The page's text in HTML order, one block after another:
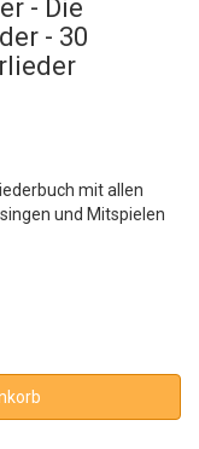
- Die
- 30
mit allen
und Mitspielen